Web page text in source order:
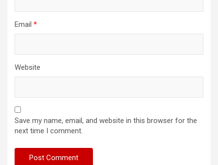
Email *
Website
Save my name, email, and website in this browser for the
next time I comment.